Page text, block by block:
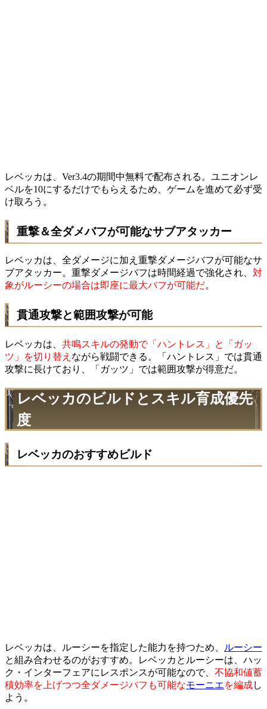
レベッカは、Ver3.4の期間中無料で配布される。ユニオンレ
ベルを10にするだけでもらえるため、ゲームを進めて必ず受
け取ろう。
重撃＆全ダメバフが可能なサブアタッカー
レベッカは、全ダメージに加え重撃ダメージバフが可能なサ
ブアタッカー。重撃ダメージバフは時間経過で強化され、 対
象がルーシーの場合は即座に最大バフが可能だ。
貫通攻撃と範囲攻撃が可能
レベッカは、 共鳴スキルの発動で「ハントレス」と「ガッ
ツ」を切り替え ながら戦闘できる。「ハントレス」では貫通
攻撃に長けており、「ガッツ」では範囲攻撃が得意だ。
レベッカのビルドとスキル育成優先
度
レベッカのおすすめビルド
レベッカは、ルーシーを指定した能力を持つため、
ルーシー
と組み合わせるのがおすすめ。レベッカとルーシーは、ハッ
ク・インターフェアにレスポンスが可能なので、 不協和値蓄
積効率を上げつつ全ダメージバフも可能なモーニエを編成し
よう。